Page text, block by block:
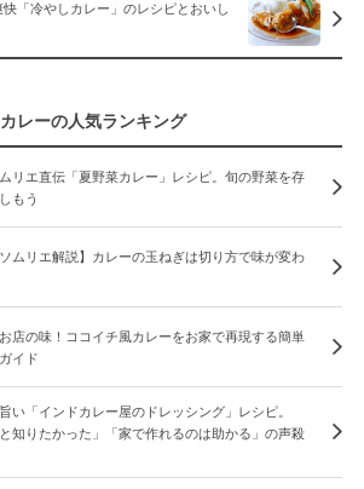
「冷やしカレー」のレシピとおいし
カレーの人気ランキング
リエ直伝「夏野菜カレー」レシピ。旬の野菜を存
もう
ソムリエ解説】カレーの玉ねぎは切り方で味が変わ
店の味！ココイチ風カレーをお家で再現する簡単
イド
い「インドカレー屋のドレッシング」レシピ。
と知りたかった」「家で作れるのは助かる」の声殺